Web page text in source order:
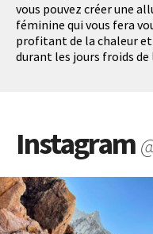
vous pouvez créer une
féminine qui vous fera
profitant de la chaleur
durant les jours froids de
Instagram